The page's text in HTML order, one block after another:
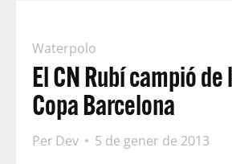
Waterpolo
El CN Rubí campió
Copa Barcelona
Per Dev
5 de gener de 2013